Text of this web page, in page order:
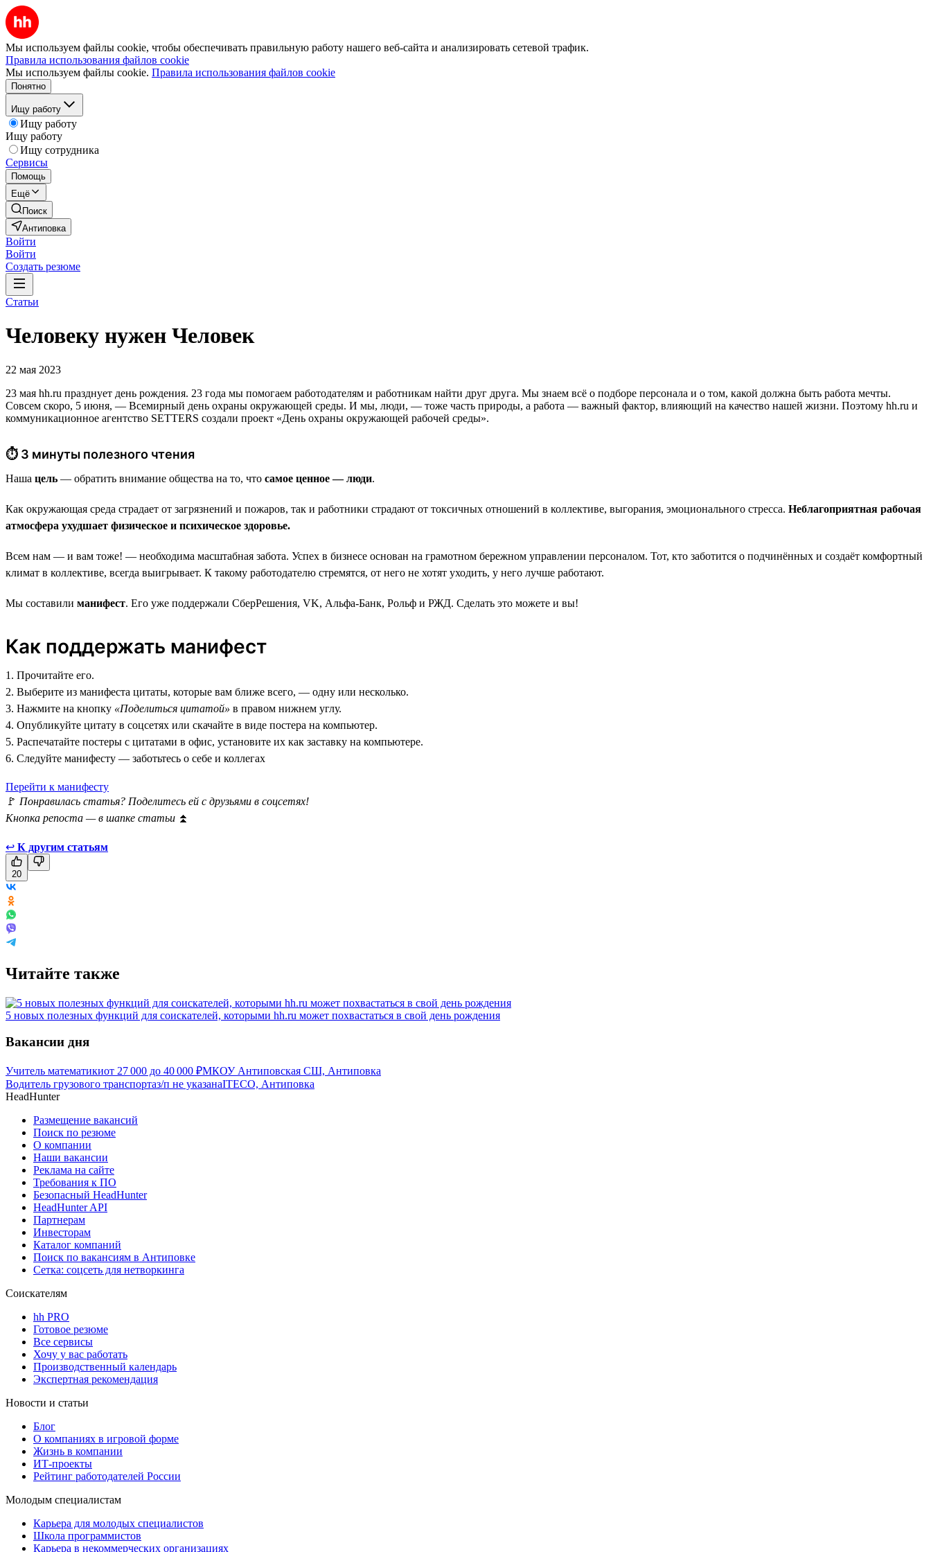
Мы используем файлы cookie, чтобы обеспечивать правильную работу нашего веб-сайта и анализировать сетевой трафик.
Правила использования файлов cookie
Мы используем файлы cookie. Правила использования файлов cookie
Понятно
Ищу работу
Ищу работу
Ищу работу
Ищу сотрудника
Сервисы
Помощь
Ещё
Поиск
Антиповка
Войти
Войти
Создать резюме
Статьи
Человеку нужен Человек
22 мая 2023
23 мая hh.ru празднует день рождения. 23 года мы помогаем работодателям и работникам найти друг друга. Мы знаем всё о подборе персонала и о том, какой должна быть работа мечты.
Совсем скоро, 5 июня, — Всемирный день охраны окружающей среды. И мы, люди, — тоже часть природы, а работа — важный фактор, влияющий на качество нашей жизни. Поэтому hh.ru и
коммуникационное агентство SETTERS создали проект «День охраны окружающей рабочей среды».
⏱ 3 минуты полезного чтения
Наша цель — обратить внимание общества на то, что самое ценное — люди.
Как окружающая среда страдает от загрязнений и пожаров, так и работники страдают от токсичных отношений в коллективе, выгорания, эмоционального стресса. Неблагоприятная рабочая
атмосфера ухудшает физическое и психическое здоровье.
Всем нам — и вам тоже! — необходима масштабная забота. Успех в бизнесе основан на грамотном бережном управлении персоналом. Тот, кто заботится о подчинённых и создаёт комфортный
климат в коллективе, всегда выигрывает. К такому работодателю стремятся, от него не хотят уходить, у него лучше работают.
Мы составили манифест. Его уже поддержали СберРешения, VK, Альфа-Банк, Рольф и РЖД. Сделать это можете и вы!
Как поддержать манифест
1. Прочитайте его.
2. Выберите из манифеста цитаты, которые вам ближе всего, — одну или несколько.
3. Нажмите на кнопку «Поделиться цитатой» в правом нижнем углу.
4. Опубликуйте цитату в соцсетях или скачайте в виде постера на компьютер.
5. Распечатайте постеры с цитатами в офис, установите их как заставку на компьютере.
6. Следуйте манифесту — заботьтесь о себе и коллегах
Перейти к манифесту
🚩 Понравилась статья? Поделитесь ей с друзьями в соцсетях!
Кнопка репоста — в шапке статьи ⏫
↩ К другим статьям
20
Читайте также
5 новых полезных функций для соискателей, которыми hh.ru может похвастаться в свой день рождения
Вакансии дня
Учитель математикиот 27 000 до 40 000 ₽МКОУ Антиповская СШ, Антиповка
Водитель грузового транспортаз/п не указанаITECO, Антиповка
HeadHunter
Размещение вакансий
Поиск по резюме
О компании
Наши вакансии
Реклама на сайте
Требования к ПО
Безопасный HeadHunter
HeadHunter API
Партнерам
Инвесторам
Каталог компаний
Поиск по вакансиям в Антиповке
Сетка: соцсеть для нетворкинга
Соискателям
hh PRO
Готовое резюме
Все сервисы
Хочу у вас работать
Производственный календарь
Экспертная рекомендация
Новости и статьи
Блог
О компаниях в игровой форме
Жизнь в компании
ИТ-проекты
Рейтинг работодателей России
Молодым специалистам
Карьера для молодых специалистов
Школа программистов
Карьера в некоммерческих организациях